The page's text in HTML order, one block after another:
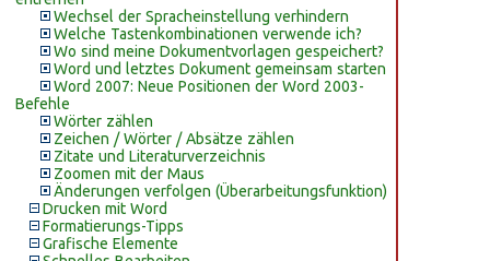
Wechsel der Spracheinstellung verhindern
Welche Tastenkombinationen verwende ich?
Wo sind meine Dokumentvorlagen gespeichert?
Word und letztes Dokument gemeinsam starten
Word 2007: Neue Positionen der Word 2003-
Befehle
Wörter zählen
Zeichen / Wörter / Absätze zählen
Zitate und Literaturverzeichnis
Zoomen mit der Maus
Änderungen verfolgen (Überarbeitungsfunktion)
Drucken mit Word
Formatierungs-Tipps
Grafische Elemente